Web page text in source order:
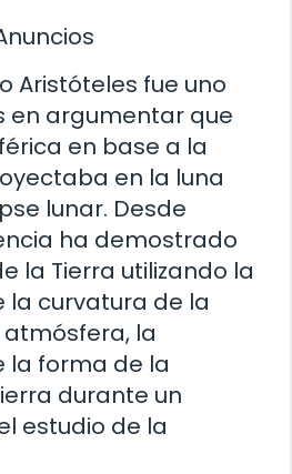
Aristóteles fue uno
en argumentar que
en base a la
en la luna
lunar. Desde
ha demostrado
la Tierra utilizando la
la curvatura de la
la
la forma de la
durante un
estudio de la